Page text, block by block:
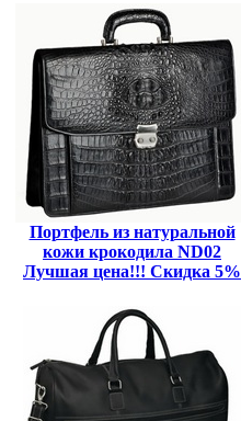
Портфель из натуральной
кожи крокодила ND02
Лучшая цена!!! Скидка 5%